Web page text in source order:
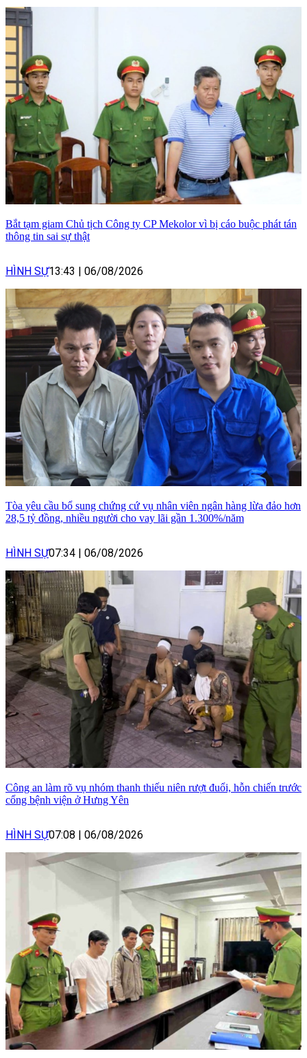
Bắt tạm giam Chủ tịch Công ty CP Mekolor vì bị cáo buộc phát tán
thông tin sai sự thật
HÌNH SỰ13:43 | 06/08/2026
Tòa yêu cầu bổ sung chứng cứ vụ nhân viên ngân hàng lừa đảo hơn
28,5 tỷ đồng, nhiều người cho vay lãi gần 1.300%/năm
HÌNH SỰ07:34 | 06/08/2026
Công an làm rõ vụ nhóm thanh thiếu niên rượt đuổi, hỗn chiến trước
cổng bệnh viện ở Hưng Yên
HÌNH SỰ07:08 | 06/08/2026